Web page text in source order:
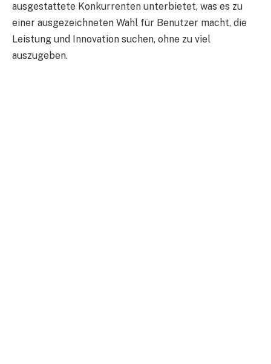
ausgestattete Konkurrenten unterbietet, was es zu
einer ausgezeichneten Wahl für Benutzer macht, die
Leistung und Innovation suchen, ohne zu viel
auszugeben.